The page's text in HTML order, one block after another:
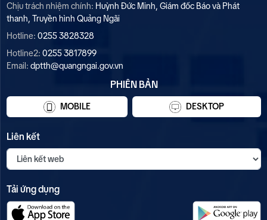
Chịu trách nhiệm chính: Huỳnh Đức Minh, Giám đốc Báo và Phát
thanh, Truyền hình Quảng Ngãi
Hotline: 0255 3828328
Hotline2: 0255 3817899
Email: dptth@quangngai.gov.vn
PHIÊN BẢN
MOBILE DESKTOP
Liên kết
Tải ứng dụng